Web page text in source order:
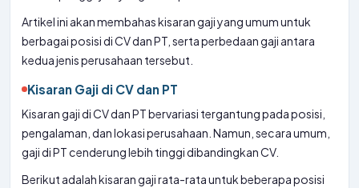
Artikel ini akan membahas kisaran gaji yang umum untuk
berbagai posisi di CV dan PT, serta perbedaan gaji antara
kedua jenis perusahaan tersebut.
Kisaran Gaji di CV dan PT
Kisaran gaji di CV dan PT bervariasi tergantung pada posisi,
pengalaman, dan lokasi perusahaan. Namun, secara umum,
gaji di PT cenderung lebih tinggi dibandingkan CV.
Berikut adalah kisaran gaji rata-rata untuk beberapa posisi